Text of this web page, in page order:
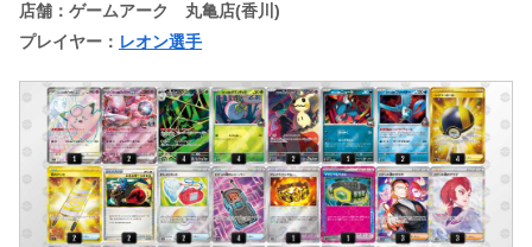
店舗：ゲームアーク 丸亀店(香川)
プレイヤー： レオン選手